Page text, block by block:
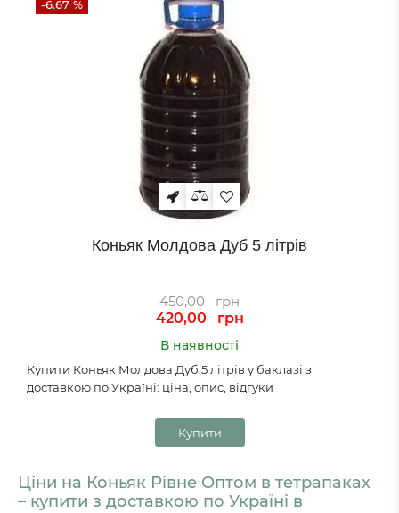
-6.67 %
Коньяк Молдова Дуб 5 літрів
450,00
грн
420,00
грн
В наявності
Купити Коньяк Молдова Дуб 5 літрів у баклазі з
доставкою по Україні: ціна, опис, відгуки
Купити
Ціни на Коньяк Рівне Оптом в тетрапаках
– купити з доставкою по Україні в